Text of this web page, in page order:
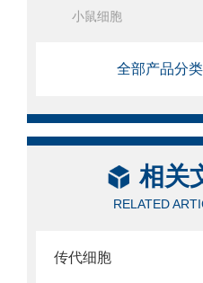
小鼠细胞
全部产品分类
相关
RELATED
传代细胞